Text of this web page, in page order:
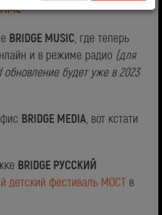
BRIDGE MUSIC , где теперь
и в режиме радио (для
будет уже в 2023
BRIDGE MEDIA , вот кстати
BRIDGE РУССКИЙ
детский фестиваль МОСТ в